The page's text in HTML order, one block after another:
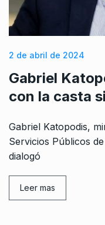
2 de abril de 2024
Gabriel
con la casta
Gabriel Katopodis,
Servicios Públicos
dialogó
Leer mas